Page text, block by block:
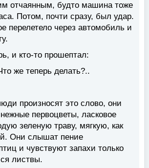
отчаянным, будто машина тоже
Потом, почти сразу, был удар.
перелетело через автомобиль и
и кто-то прошептал:
же теперь делать?..
произносят это слово, они
первоцветы, ласковое
зеленую траву, мягкую, как
Они слышат пение
и чувствуют запахи только
листвы.